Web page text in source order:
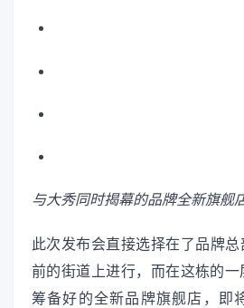
与大秀同时揭幕的品牌全新旗舰
此次发布会直接选择在了品牌
前的街道上进行，而在这栋的一
筹备好的全新品牌旗舰店，即